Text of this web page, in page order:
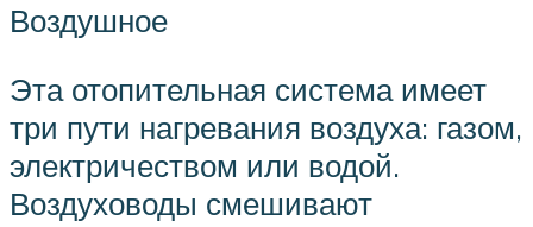
Воздушное
Эта отопительная система имеет
три пути нагревания воздуха: газом,
электричеством или водой.
Воздуховоды смешивают